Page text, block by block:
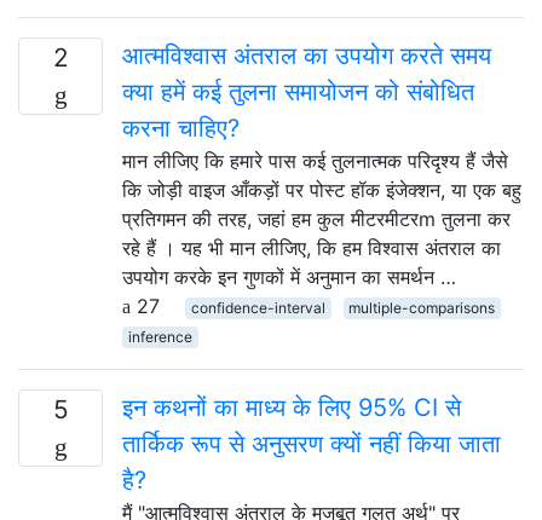
2
आत्मविश्वास अंतराल का उपयोग करते समय
क्या हमें कई तुलना समायोजन को संबोधित
करना चाहिए?
मान लीजिए कि हमारे पास कई तुलनात्मक परिदृश्य हैं जैसे
कि जोड़ी वाइज आँकड़ों पर पोस्ट हॉक इंजेक्शन, या एक बहु
प्रतिगमन की तरह, जहां हम कुल मीटरमीटरm तुलना कर
रहे हैं । यह भी मान लीजिए, कि हम विश्वास अंतराल का
उपयोग करके इन गुणकों में अनुमान का समर्थन …
27
confidence-interval
multiple-comparisons
inference
5
इन कथनों का माध्य के लिए 95% CI से
तार्किक रूप से अनुसरण क्यों नहीं किया जाता
है?
मैं "आत्मविश्वास अंतराल के मजबूत गलत अर्थ" पर